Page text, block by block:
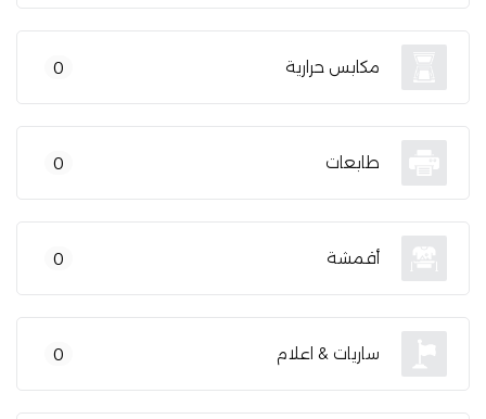
مكابس حرارية 0
طابعات 0
أقمشة 0
ساريات & اعلام 0